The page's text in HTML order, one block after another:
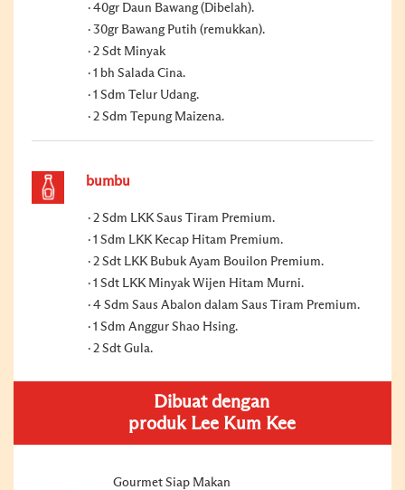
40gr Daun Bawang (Dibelah).
30gr Bawang Putih (remukkan).
2 Sdt Minyak
1 bh Salada Cina.
1 Sdm Telur Udang.
2 Sdm Tepung Maizena.
bumbu
2 Sdm LKK Saus Tiram Premium.
1 Sdm LKK Kecap Hitam Premium.
2 Sdt LKK Bubuk Ayam Bouilon Premium.
1 Sdt LKK Minyak Wijen Hitam Murni.
4 Sdm Saus Abalon dalam Saus Tiram Premium.
1 Sdm Anggur Shao Hsing.
2 Sdt Gula.
Dibuat dengan
produk Lee Kum Kee
Gourmet Siap Makan